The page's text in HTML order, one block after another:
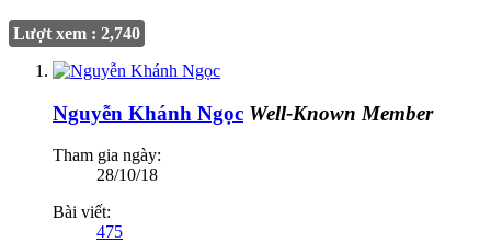
Lượt xem : 2,740
Nguyễn Khánh Ngọc Well-Known Member
Tham gia ngày:
28/10/18
Bài viết:
475